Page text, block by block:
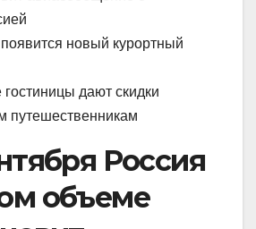
новый курортный
гостиницы дают скидки
путешественникам
Россия
объеме